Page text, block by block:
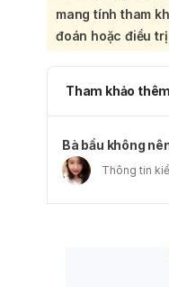
mang tính tham
đoán hoặc điều
Tham khảo thêm
Bà bầu không
Thông tin